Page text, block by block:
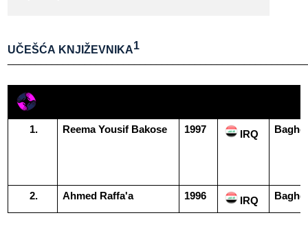
UČEŠĆA​​ KNJIŽEVNIKA1
Reema​​ Yousif​​ Bakose 1997 IRQ
Ahmed​​ Raffa'a 1996 IRQ